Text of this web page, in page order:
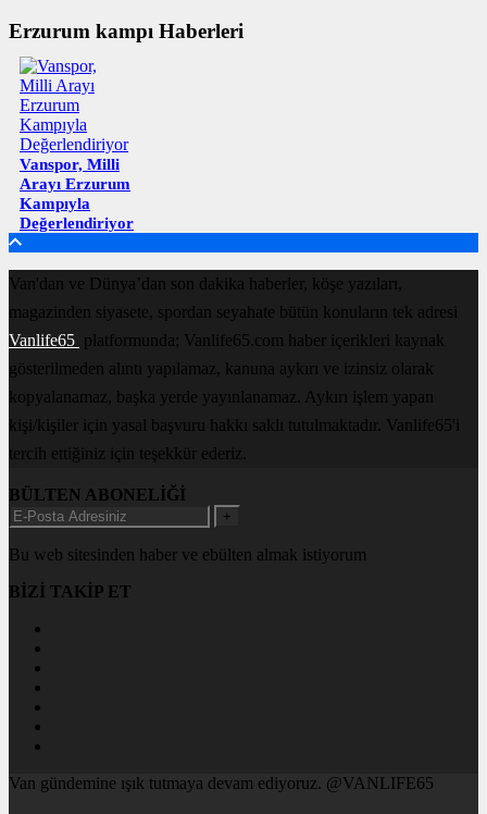
Erzurum kampı Haberleri
Vanspor, Milli
Arayı Erzurum
Kampıyla
Değerlendiriyor
Van'dan ve Dünya’dan son dakika haberler, köşe yazıları,
magazinden siyasete, spordan seyahate bütün konuların tek adresi
Vanlife65 platformunda; Vanlife65.com haber içerikleri kaynak
gösterilmeden alıntı yapılamaz, kanuna aykırı ve izinsiz olarak
kopyalanamaz, başka yerde yayınlanamaz. Aykırı işlem yapan
kişi/kişiler için yasal başvuru hakkı saklı tutulmaktadır. Vanlife65'i
tercih ettiğiniz için teşekkür ederiz.
BÜLTEN ABONELİĞİ
+
Bu web sitesinden haber ve ebülten almak istiyorum
BİZİ TAKİP ET
Van gündemine ışık tutmaya devam ediyoruz. @VANLIFE65